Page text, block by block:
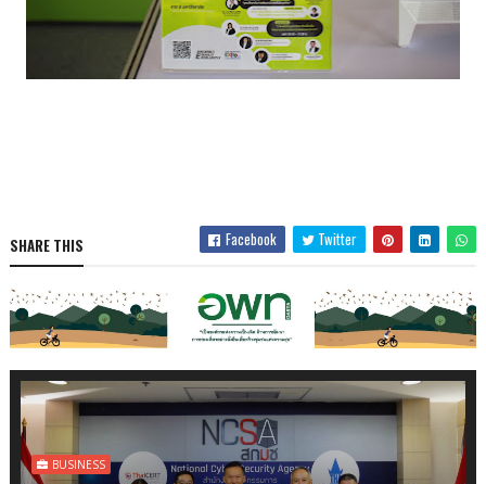
SHARE THIS Facebook Twitter
BUSINESS